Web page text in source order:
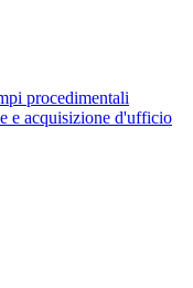
procedimentali
e acquisizione d'ufficio